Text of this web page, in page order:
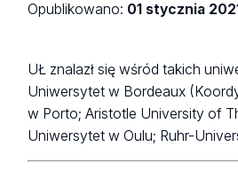
Opublikowano: 01 stycznia 2021
UŁ znalazł się wśród takich
Uniwersytet w Bordeaux
w Porto; Aristotle University of
Uniwersytet w Oulu; Ruhr-